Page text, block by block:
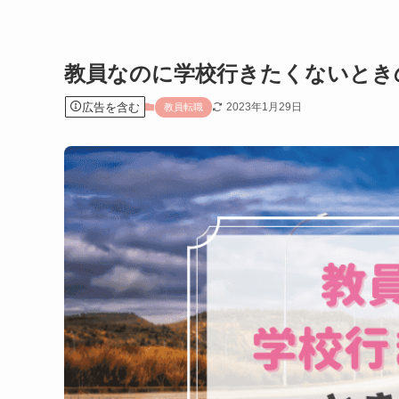
教員なのに学校行きたくないとき
広告を含む 教員転職 2023年1月29日